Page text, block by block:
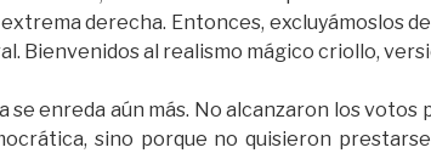
derecha. Entonces, excluyámoslos
Bienvenidos al realismo mágico criollo,
se enreda aún más. No alcanzaron los
sino porque no quisieron